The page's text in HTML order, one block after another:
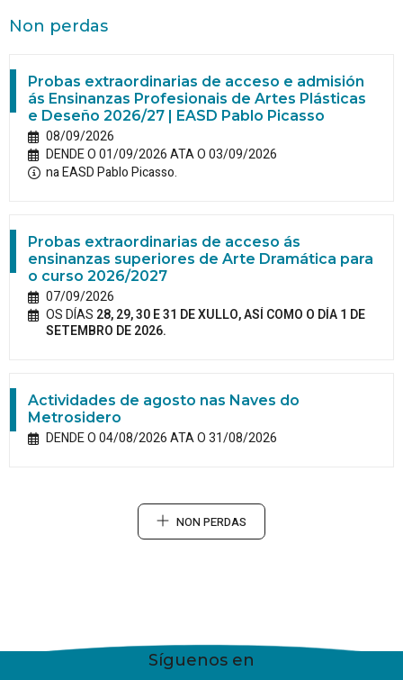
Non perdas
Probas extraordinarias de acceso e admisión
ás Ensinanzas Profesionais de Artes Plásticas
e Deseño 2026/27 | EASD Pablo Picasso
08/09/2026
DENDE O 01/09/2026 ATA O 03/09/2026
na EASD Pablo Picasso.
Probas extraordinarias de acceso ás
ensinanzas superiores de Arte Dramática para
o curso 2026/2027
07/09/2026
OS DÍAS 28, 29, 30 E 31 DE XULLO, ASÍ COMO O DÍA 1 DE
SETEMBRO DE 2026.
Actividades de agosto nas Naves do
Metrosidero
DENDE O 04/08/2026 ATA O 31/08/2026
NON PERDAS
Síguenos en